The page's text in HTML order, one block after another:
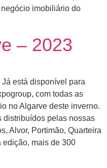
imobiliário do
– 2023
está disponível para
com todas as
no Algarve deste inverno.
distribuídos pelas nossas
Alvor, Portimão, Quarteira
edição, mais de 300